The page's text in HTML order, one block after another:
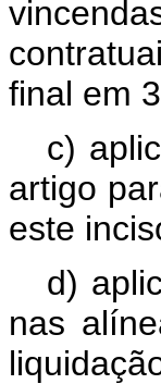
final em
c)
artigo
este
d)
nas